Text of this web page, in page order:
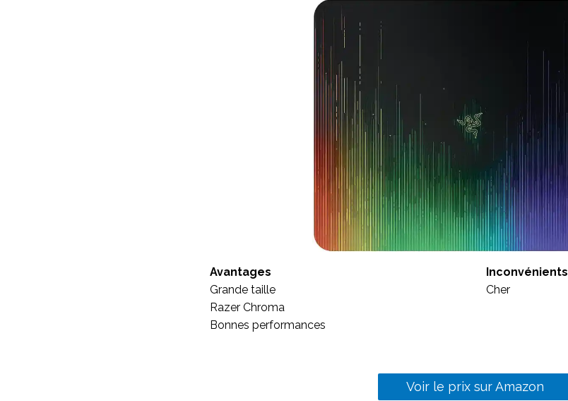
Avantages
Grande taille
Razer Chroma
Bonnes performances
Inconvénients
Cher
Voir le prix sur Amazon